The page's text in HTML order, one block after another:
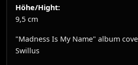
Höhe/Hight:
9,5 cm
"Madness Is My Name" album
Swillus